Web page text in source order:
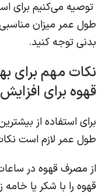
توصیه می‌کنیم برای
طول عمر میزان
بدنی توجه کنید.
نکات مهم برای
قهوه برای
برای استفاده از
طول عمر لازم است
از مصرف قهوه در
قهوه را با شکر یا